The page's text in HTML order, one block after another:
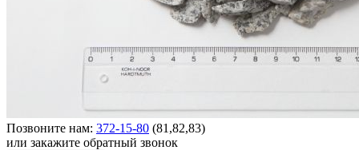
Позвоните нам: 372-15-80 (81,82,83)
или закажите обратный звонок